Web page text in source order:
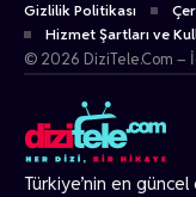
Türkiye’nin en
Gizlilik Politikası
Hizmet Şartları ve
© 2026 DiziTele.Com –